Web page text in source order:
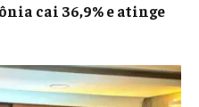
cai 36,9% e atinge